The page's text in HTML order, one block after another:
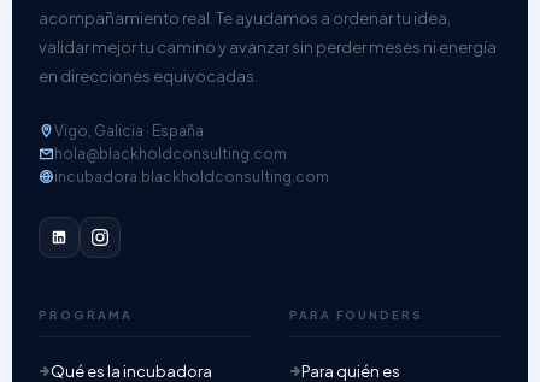
acompañamiento real. Te ayudamos a ordenar tu idea,
validar mejor tu camino y avanzar sin perder meses ni energía
en direcciones equivocadas.
Vigo, Galicia · España
hola@blackholdconsulting.com
incubadora.blackholdconsulting.com
PROGRAMA
Qué es la incubadora
PARA FOUNDERS
Para quién es